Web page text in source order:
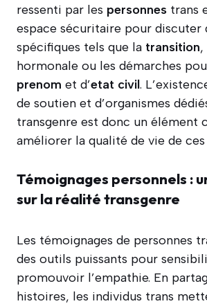
ressenti par les personnes trans
espace sécuritaire pour discuter
spécifiques tels que la transition,
hormonale ou les démarches
prenom et d’etat civil.
de soutien et d’organismes
transgenre est donc un élément
améliorer la qualité de vie de ces
Témoignages personnels :
sur la réalité transgenre
Les témoignages de personnes
des outils puissants pour
promouvoir l’empathie. En
histoires, les individus trans